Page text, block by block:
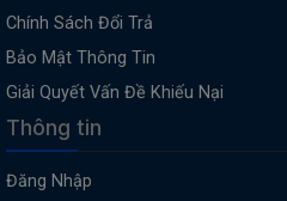
Chính Sách Đổi Trả
Bảo Mật Thông Tin
Giải Quyết Vấn Đề Khiếu Nại
Thông tin
Đăng Nhập